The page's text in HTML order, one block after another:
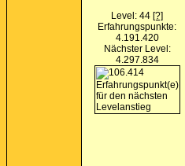
Level: 44 [?]
Erfahrungspunkte:
4.191.420
Nächster Level:
4.297.834